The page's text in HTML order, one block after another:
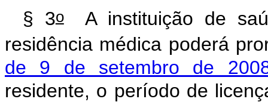
§ 3oA instituição de
residência médica poderá
de 9 de setembro de
residente, o período de